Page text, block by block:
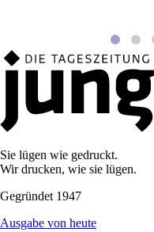
Sie lügen wie gedruckt.
Wir drucken, wie sie lügen.
Gegründet 1947
Ausgabe von heute